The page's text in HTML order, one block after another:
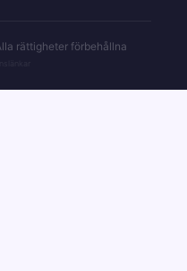
rättigheter förbehållna